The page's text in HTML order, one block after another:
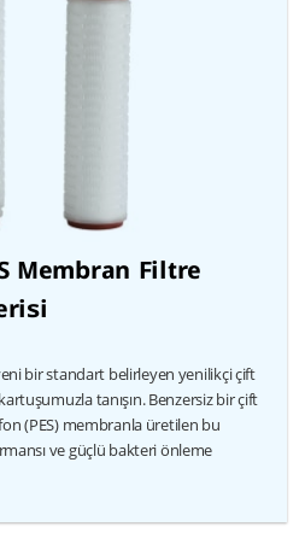
Membran Filtre
bir standart belirleyen yenilikçi çift
tanışın. Benzersiz bir çift
(PES) membranla üretilen bu
ve güçlü bakteri önleme